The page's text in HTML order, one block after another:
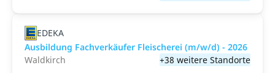
EDEKA
Ausbildung Fachverkäufer Fleischerei (m/w/d) - 2026
Waldkirch
+38 weitere Standorte